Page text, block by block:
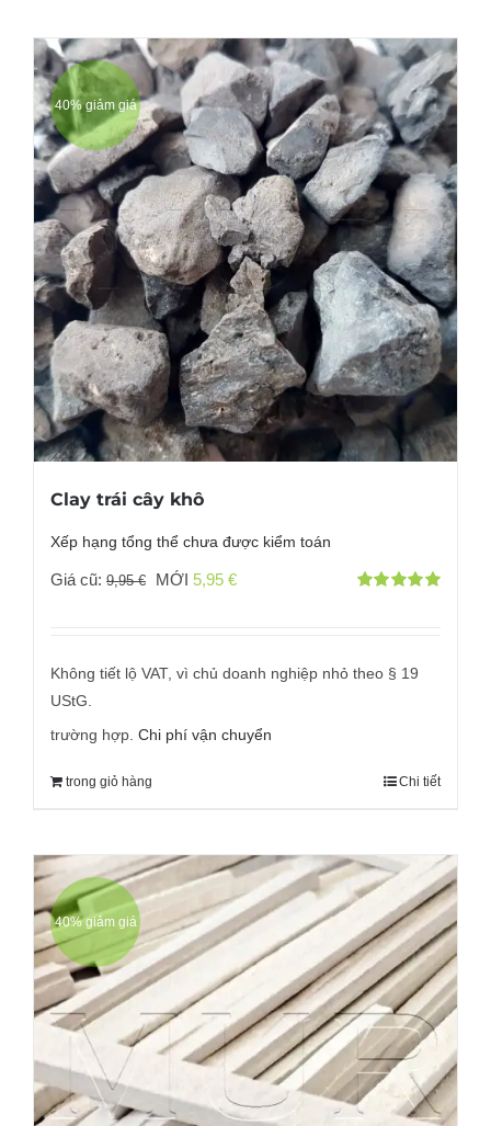
40% giảm giá
Clay trái cây khô
Xếp hạng tổng thể chưa được kiểm toán
Giá cũ: 9,95€
Giá
9,95 €
MỚI 5,95 €Giá
là:
Không tiết lộ VAT, vì chủ doanh nghiệp nhỏ theo § 19
UStG.
trường hợp. Chi phí vận chuyển
trong giỏ hàng Chi tiết
40% giảm giá